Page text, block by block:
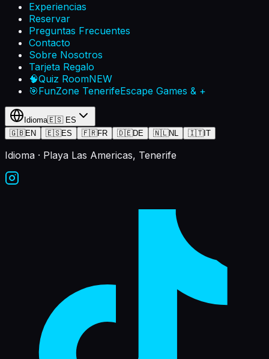
Experiencias
Reservar
Preguntas Frecuentes
Contacto
Sobre Nosotros
Tarjeta Regalo
🧠Quiz RoomNEW
🎯FunZone TenerifeEscape Games & +
Idioma🇪🇸 ES
🇬🇧EN 🇪🇸ES 🇫🇷FR 🇩🇪DE 🇳🇱NL 🇮🇹IT
Idioma · Playa Las Americas, Tenerife